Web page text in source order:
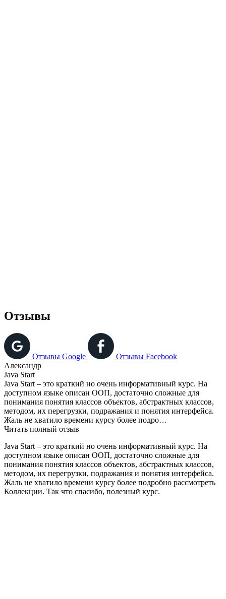
Отзывы
Отзывы Google
Отзывы Facebook
Александр
Java Start
Java Start – это краткий но очень информативный курс. На
доступном языке описан ООП, достаточно сложные для
понимания понятия классов объектов, абстрактных классов,
методом, их перегрузки, подражания и понятия интерфейса.
Жаль не хватило времени курсу более подро…
Читать полный отзыв
Java Start – это краткий но очень информативный курс. На
доступном языке описан ООП, достаточно сложные для
понимания понятия классов объектов, абстрактных классов,
методом, их перегрузки, подражания и понятия интерфейса.
Жаль не хватило времени курсу более подробно рассмотреть
Коллекции. Так что спасибо, полезный курс.